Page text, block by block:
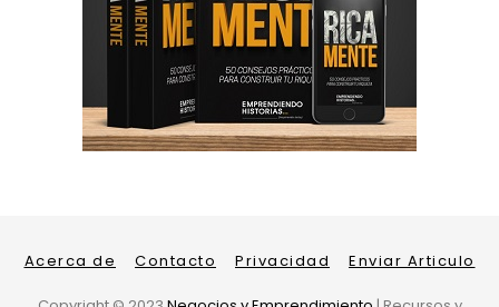
Acerca de Contacto Privacidad Enviar Articulo